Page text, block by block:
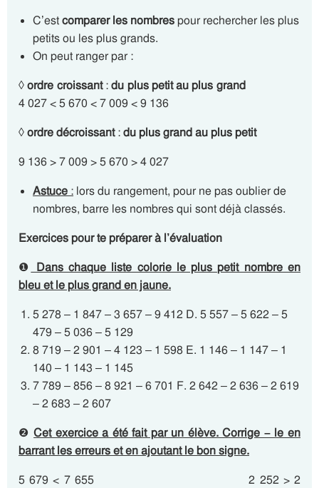
C’estcomparer les nombrespour rechercher les plus
petits ou les plus grands.
On peut ranger par :
◊ordre croissant:du plus petit au plus grand
4 027 < 5 670 < 7 009 < 9 136
◊ordre décroissant:du plus grand au plus petit
9 136 > 7 009 > 5 670 > 4 027
Astuce : lors du rangement, pour ne pas oublier de
nombres, barre les nombres qui sont déjà classés.
Exercices pour te préparer à l’évaluation
❶ Dans chaque liste colorie le plus petit nombre en
bleu et le plus grand en jaune.
5 278 – 1 847 – 3 657 – 9 412 D. 5 557 – 5 622 – 5
479 – 5 036 – 5 129
8 719 – 2 901 – 4 123 – 1 598 E. 1 146 – 1 147 – 1
140 – 1 143 – 1 145
7 789 – 856 – 8 921 – 6 701 F. 2 642 – 2 636 – 2 619
– 2 683 – 2 607
❷Cet exercice a été fait par un élève. Corrige – le en
barrant les erreurs et en ajoutant le bon signe.
5 679 < 7 655 2 252 > 2